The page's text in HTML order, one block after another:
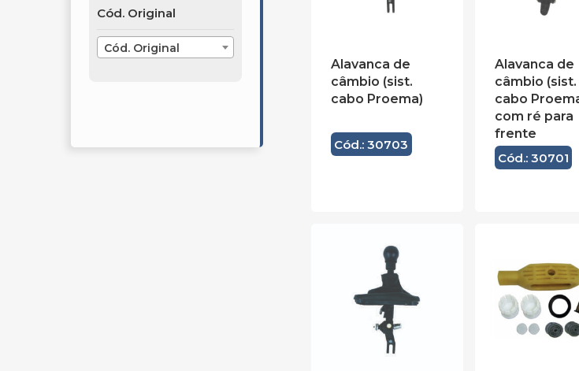
Cód. Original
Cód. Original
Alavanca de
câmbio (sist.
cabo Proema)
Cód.: 30703
Alavanca de
câmbio (sist.
cabo
com ré para
frente
Cód.: 30701